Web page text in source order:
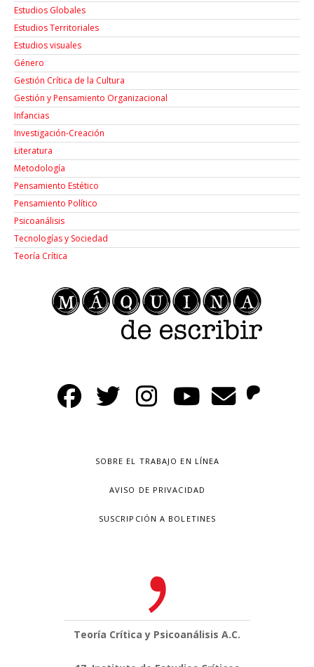
Estudios Globales
Estudios Territoriales
Estudios visuales
Género
Gestión Crítica de la Cultura
Gestión y Pensamiento Organizacional
Infancias
Investigación-Creación
Łiteratura
Metodología
Pensamiento Estético
Pensamiento Político
Psicoanálisis
Tecnologías y Sociedad
Teoría Crítica
SOBRE EL TRABAJO EN LÍNEA
AVISO DE PRIVACIDAD
SUSCRIPCIÓN A BOLETINES
Teoría Crítica y Psicoanálisis A.C.